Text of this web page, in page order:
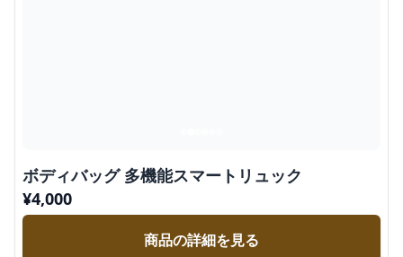
ボディバッグ 多機能スマートリュック
¥4,000
商品の詳細を見る